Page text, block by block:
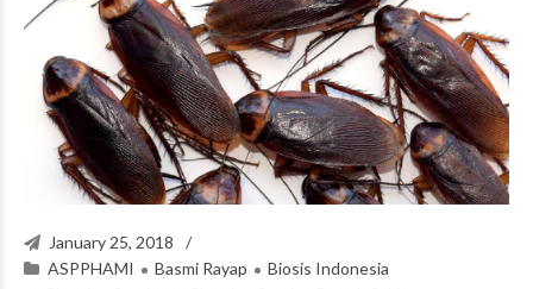
January 25, 2018
ASPPHAMI
Basmi Rayap
Biosis Indonesia